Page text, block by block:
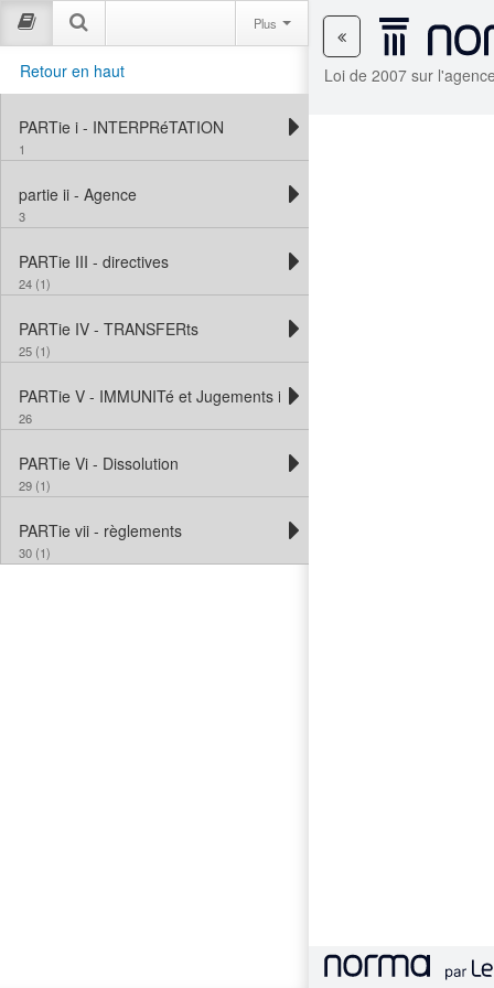
Loi de 2007 sur
Plus
Retour en haut
PARTie i - INTERPRéTATION
1
partie ii - Agence
3
PARTie III - directives
24 (1)
PARTie IV - TRANSFERts
25 (1)
PARTie V - IMMUNITé et Jugements impayés
26
PARTie Vi - Dissolution
29 (1)
PARTie vii - règlements
30 (1)